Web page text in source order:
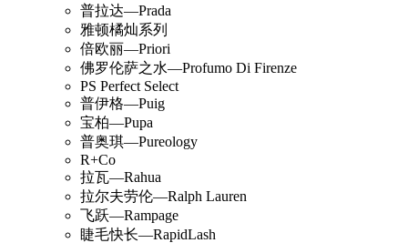
普拉达—Prada
雅顿橘灿系列
倍欧丽—Priori
佛罗伦萨之水—Profumo Di Firenze
PS Perfect Select
普伊格—Puig
宝柏—Pupa
普奥琪—Pureology
R+Co
拉瓦—Rahua
拉尔夫劳伦—Ralph Lauren
飞跃—Rampage
睫毛快长—RapidLash